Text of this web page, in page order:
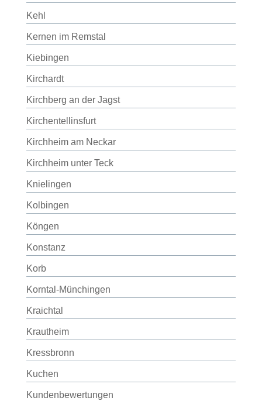
Kehl
Kernen im Remstal
Kiebingen
Kirchardt
Kirchberg an der Jagst
Kirchentellinsfurt
Kirchheim am Neckar
Kirchheim unter Teck
Knielingen
Kolbingen
Köngen
Konstanz
Korb
Korntal-Münchingen
Kraichtal
Krautheim
Kressbronn
Kuchen
Kundenbewertungen